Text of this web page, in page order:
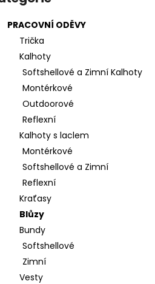
PRACOVNÍ ODĚVY
Trička
Kalhoty
Softshellové a Zimní Kalhoty
Montérkové
Outdoorové
Reflexní
Kalhoty s laclem
Montérkové
Softshellové a Zimní
Reflexní
Kraťasy
Blůzy
Bundy
Softshellové
Zimní
Vesty